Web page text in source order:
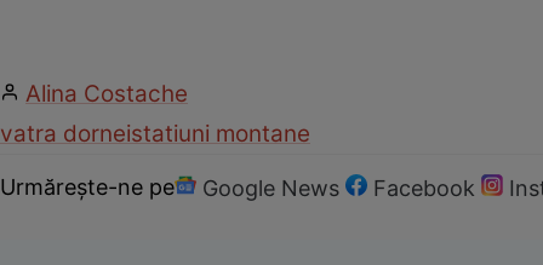
Alina Costache
vatra dorneistatiuni montane
Urmărește-ne pe Google News Facebook